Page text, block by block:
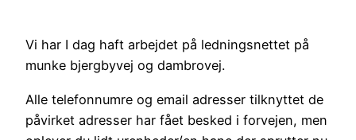
Vi har I dag haft arbejdet på ledningsnettet på
munke bjergbyvej og dambrovej.
Alle telefonnumre og email adresser tilknyttet de
påvirket adresser har fået besked i forvejen, men